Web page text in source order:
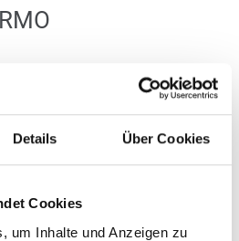
Details Über Cookies
Cookies
um Inhalte und Anzeigen zu